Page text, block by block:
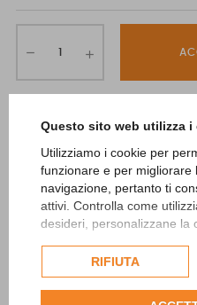
Questo sito web utilizza i
Utilizziamo i cookie per
funzionare e per migliorare
navigazione, pertanto ti
attivi. Controlla come
desideri, personalizzane la
esclusivamente previa
dell'utente.
RIFIUTA
La Natura (ambientale e
bene comune, instabile e
degli interventi e delle riflessioni
ritrovare nella relazione diretta
rispetto alla propria immagine